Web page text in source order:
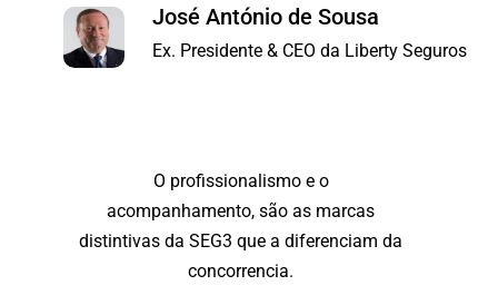
José António de Sousa
Ex. Presidente & CEO da Liberty Seguros
O profissionalismo e o
acompanhamento, são as marcas
distintivas da SEG3 que a diferenciam da
concorrencia.